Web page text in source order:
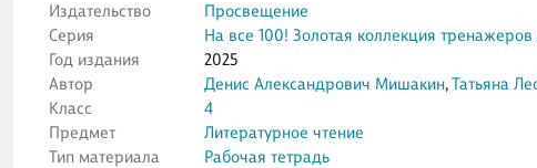
Издательство
Просвещение
Серия
На все 100! Золотая коллекция
Год издания
2025
Автор
Денис Александрович Мишакин,Татьяна
Класс
4
Предмет
Литературное чтение
Тип материала
Рабочая тетрадь